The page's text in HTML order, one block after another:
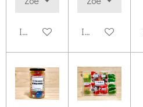
In winkelwagen In winkelwagen